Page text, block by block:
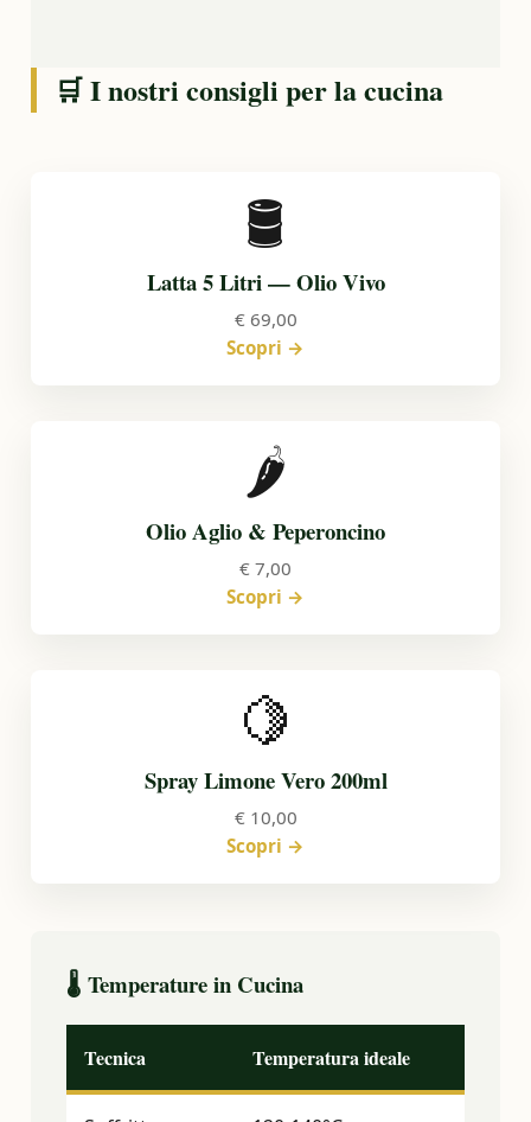
🛒 I nostri consigli per la cucina
🛢️
Latta 5 Litri — Olio Vivo
€ 69,00
Scopri →
🌶️
Olio Aglio & Peperoncino
€ 7,00
Scopri →
🍋
Spray Limone Vero 200ml
€ 10,00
Scopri →
🌡️ Temperature in Cucina
Tecnica Temperatura ideale